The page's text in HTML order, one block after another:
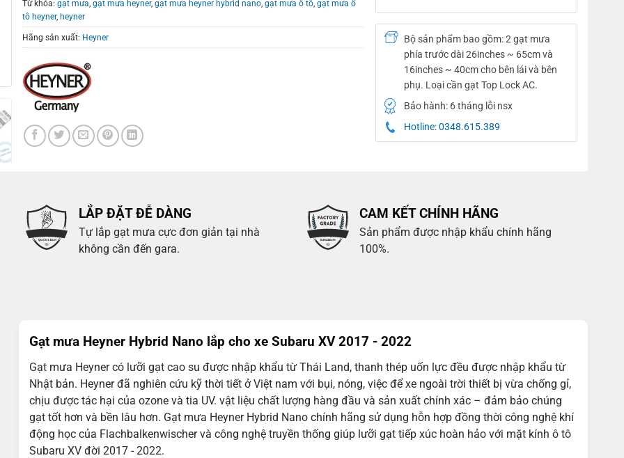
Từ khóa:gạt mưa,gạt mưa heyner,gạt mưa heyner hybrid nano,gạt mưa ô tô,gạt mưa ô
tô heyner,heyner
Hãng sản xuất: Heyner
Bộ sản phẩm bao gồm: 2 gạt mưa
phía trước dài 26inches ~ 65cm và
16inches ~ 40cm cho bên lái và bên
phụ. Loại cần gạt Top Lock AC.
Bảo hành: 6 tháng lỗi nsx
Hotline: 0348.615.389
LẮP ĐẶT ĐỄ DÀNG
Tự lắp gạt mưa cực đơn giản tại nhà
không cần đến gara.
CAM KẾT CHÍNH HÃNG
Sản phẩm được nhập khẩu chính hãng
100%.
Gạt mưa Heyner Hybrid Nano lắp cho xe Subaru XV 2017 - 2022
Gạt mưa Heyner có lưỡi gạt cao su được nhập khẩu từ Thái Land, thanh thép uốn lực đều được nhập khẩu từ
Nhật bản. Heyner đã nghiên cứu kỹ thời tiết ở Việt nam với bụi, nóng, việc để xe ngoài trời thiết bị vừa chống gỉ,
chịu được tác hại của ozone và tia UV. vật liệu chất lượng hàng đầu và sản xuất chính xác – đảm bảo chúng
gạt tốt hơn và bền lâu hơn. Gạt mưa Heyner Hybrid Nano chính hãng sử dụng hỗn hợp đồng thời công nghệ khí
động học của Flachbalkenwischer và công nghệ truyền thống giúp lưỡi gạt tiếp xúc hoàn hảo với mặt kính ô tô
Subaru XV đời 2017 - 2022.